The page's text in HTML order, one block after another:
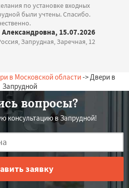
по установке входных
были учтены. Спасибо.
15.07.2026
Запрудная, Заречная, 12
в Московской области-> Двери в
Запрудной
вопросы?
консультацию в Запрудной!